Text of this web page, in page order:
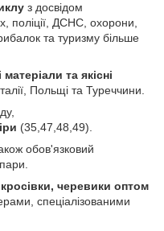
з досвідом
поліції, ДСНС, охорони,
та туризму більше
та якісні
Польщі та Туреччини.
(35,47,48,49).
обов'язковий
черевики оптом
спеціалізованими